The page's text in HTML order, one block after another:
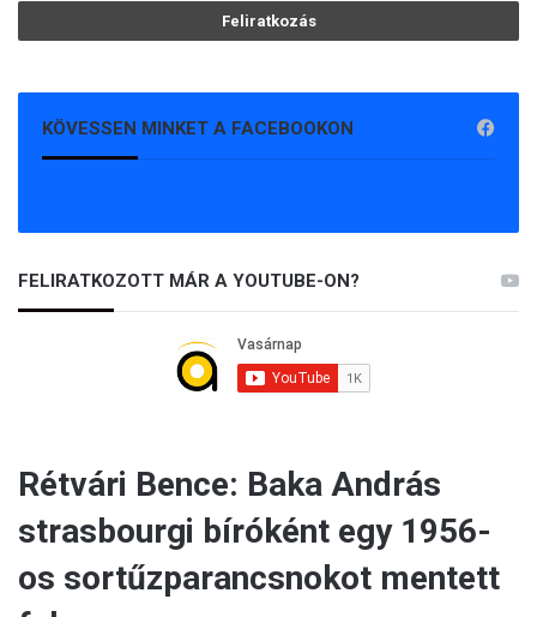
KÖVESSEN MINKET A FACEBOOKON
FELIRATKOZOTT MÁR A YOUTUBE-ON?